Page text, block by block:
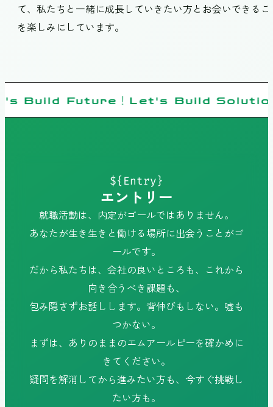
て、私たちと一緒に成長していきたい方とお会いできる
を楽しみにしています。
Build Future！Let's Build
${Entry}
エントリー
就職活動は、内定がゴールではありません。
あなたが生き生きと働ける場所に出会うことがゴ
ールです。
だから私たちは、会社の良いところも、これから
向き合うべき課題も、
包み隠さずお話しします。背伸びもしない。嘘も
つかない。
まずは、ありのままのエムアールピーを確かめに
きてください。
疑問を解消してから進みたい方も、今すぐ挑戦し
たい方も。